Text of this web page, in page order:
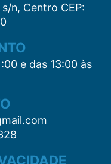
n, Centro CEP:
e das 13:00 às